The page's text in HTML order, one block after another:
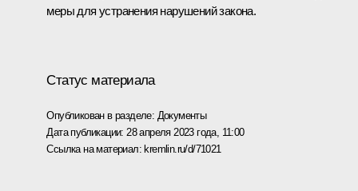
меры для устранения нарушений закона.
Статус материала
Опубликован в разделе: Документы
Дата публикации: 28 апреля 2023 года, 11:00
Ссылка на материал: kremlin.ru/d/71021